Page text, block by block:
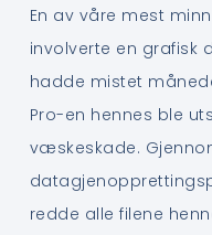
En av våre mest
involverte en grafisk
hadde mistet
Pro-en hennes ble
væskeskade.
redde alle filene